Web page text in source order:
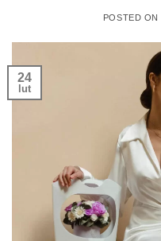
POSTED ON
24
lut